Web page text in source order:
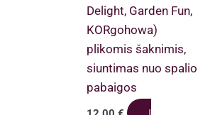
Delight, Garden Fun,
KORgohowa)
plikomis šaknimis,
siuntimas nuo spalio
pabaigos